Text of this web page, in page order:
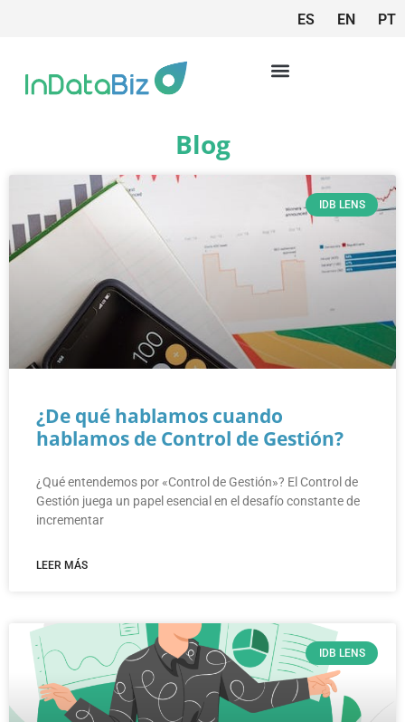
ES EN PT
Blog
IDB LENS
¿De qué hablamos cuando
hablamos de Control de Gestión?
¿Qué entendemos por «Control de Gestión»? El Control de
Gestión juega un papel esencial en el desafío constante de
incrementar
LEER MÁS
IDB LENS